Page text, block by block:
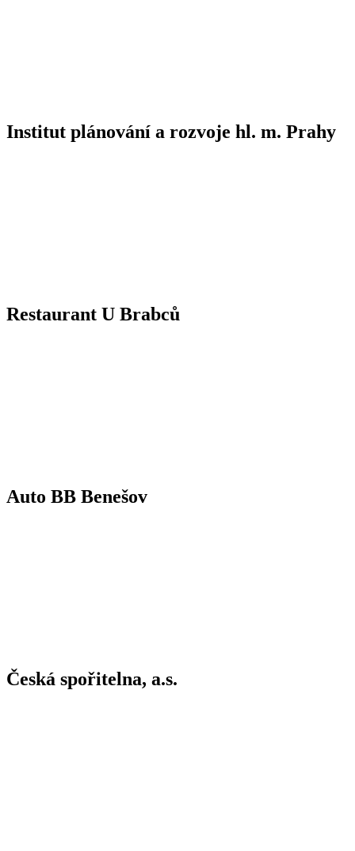
Institut plánování a rozvoje hl. m. Prahy
Restaurant U Brabců
Auto BB Benešov
Česká spořitelna, a.s.